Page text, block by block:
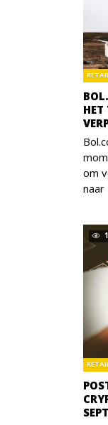
HET
om
naar